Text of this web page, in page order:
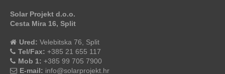
Solar Projekt d.o.o.
Cesta Mira 16, Split
Ured: Velebitska 76, Split
Tel/Fax: +385 21 655 117
Mob 1: +385 99 705 7900
E-mail: info@solarprojekt.hr